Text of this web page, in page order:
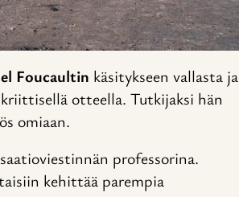
Foucaultin käsitykseen vallasta ja
otteella. Tutkijaksi hän
omiaan.
professorina.
kehittää parempia